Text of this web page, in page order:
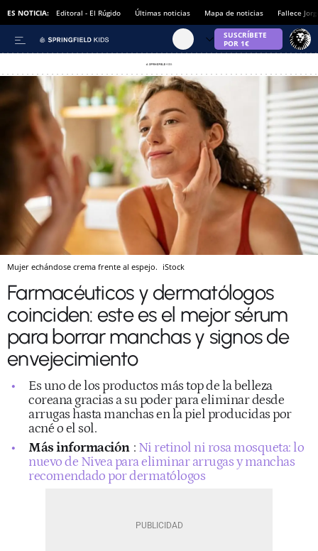
ES NOTICIA: Editoral - El Rúgido Últimas noticias Mapa de noticias Fallece
Mujer echándose crema frente al espejo. iStock
Farmacéuticos y dermatólogos
coinciden: este es el mejor sérum
para borrar manchas y signos de
envejecimiento
Es uno de los productos más top de la belleza
coreana gracias a su poder para eliminar desde
arrugas hasta manchas en la piel producidas por
acné o el sol.
Más información : Ni retinol ni rosa mosqueta: lo
nuevo de Nivea para eliminar arrugas y manchas
recomendado por dermatólogos